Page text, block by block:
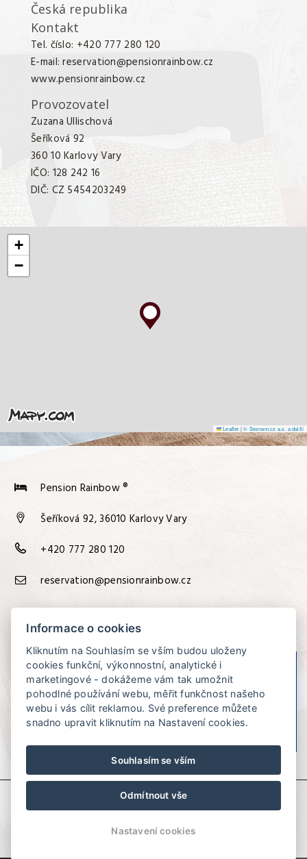
Česká republika
Kontakt
Tel. číslo: +420 777 280 120
E-mail:reservation@pensionrainbow.cz
www.pensionrainbow.cz
Provozovatel
Zuzana Ullischová
Šeříková 92
360 10 Karlovy Vary
IČO: 128 242 16
DIČ: CZ 5454203249
+
−
Leaflet | © Seznam.cz a.s. a další
Pension Rainbow ®
Šeříková 92, 36010 Karlovy Vary
+420 777 280 120
reservation@pensionrainbow.cz
Pension
Rainbow
87%
© Copyright 2026 | Všechna práva vyhrazena
Informace o cookies
Kliknutím na Souhlasím se vším budou uloženy
cookies funkční, výkonnostní, analytické i
marketingové - dokážeme vám tak umožnit
pohodlné používání webu, měřit funkčnost našeho
webu i vás cílit reklamou. Své preference můžete
snadno upravit kliknutím na Nastavení cookies.
Souhlasím se vším
Odmítnout vše
Nastavení cookies